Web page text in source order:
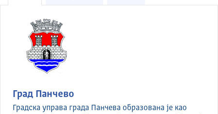
Град Панчево
Градска управа града Панчева образована је као